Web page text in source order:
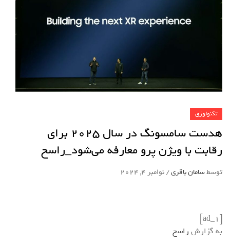
تکنولوژی
هدست سامسونگ در سال 2025 برای
رقابت با ویژن پرو معارفه می‌شود_راسخ
توسطسامان باقری/نوامبر 4, 2024
[ad_1]
به گزارش راسخ